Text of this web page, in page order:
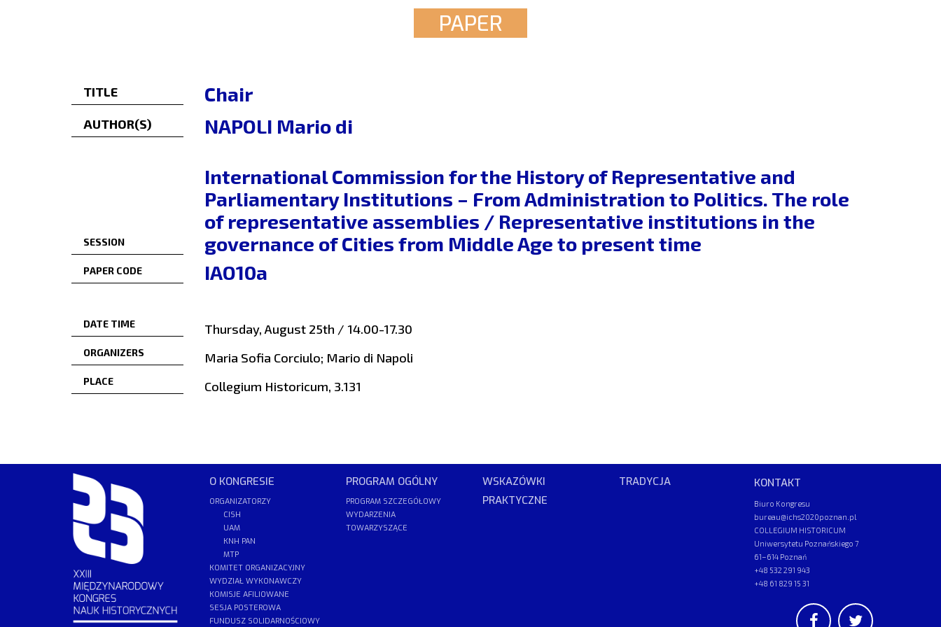
PAPER
TITLE Chair
AUTHOR(S) NAPOLI Mario di
SESSION
International Commission for the History of Representative and
Parliamentary Institutions – From Administration to Politics. The role
of representative assemblies / Representative institutions in the
governance of Cities from Middle Age to present time
PAPER CODE IAO10a
DATE TIME Thursday, August 25th / 14.00-17.30
ORGANIZERS Maria Sofia Corciulo; Mario di Napoli
PLACE Collegium Historicum, 3.131
O KONGRESIE
ORGANIZATORZY
CISH
UAM
KNH PAN
MTP
KOMITET ORGANIZACYJNY
WYDZIAŁ WYKONAWCZY
KOMISJE AFILIOWANE
SESJA POSTEROWA
FUNDUSZ SOLIDARNOŚCIOWY
PROGRAM OGÓLNY
PROGRAM SZCZEGÓŁOWY
WYDARZENIA
TOWARZYSZĄCE
WSKAZÓWKI
PRAKTYCZNE
TRADYCJA KONTAKT
Biuro Kongresu
bureau@ichs2020poznan.pl
COLLEGIUM HISTORICUM
Uniwersytetu Poznańskiego 7
61–614 Poznań
+48 532 291 943
+48 61 829 15 31